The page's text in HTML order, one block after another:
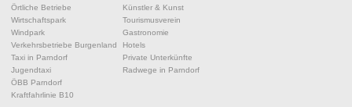
Örtliche Betriebe
Wirtschaftspark
Windpark
Verkehrsbetriebe Burgenland
Taxi in Parndorf
Jugendtaxi
ÖBB Parndorf
Kraftfahrlinie B10
Künstler & Kunst
Tourismusverein
Gastronomie
Hotels
Private Unterkünfte
Radwege in Parndorf